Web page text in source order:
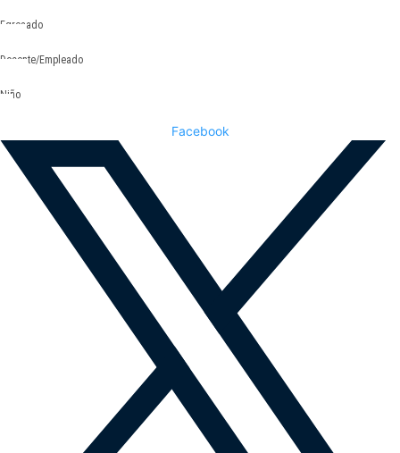
Egresado
Docente/Empleado
Niño
Facebook